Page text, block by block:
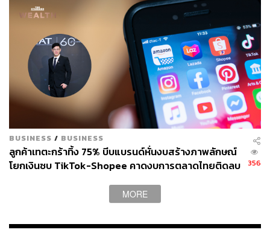
BUSINESS / BUSINESS
ลูกค้าเทตะกร้าทิ้ง 75% บีบแบรนด์หั่นงบสร้างภาพลักษณ์
โยกเงินซบ TikTok-Shopee คาดงบการตลาดไทยติดลบ
356
MORE